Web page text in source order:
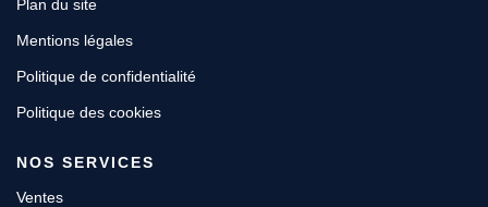
Plan du site
Mentions légales
Politique de confidentialité
Politique des cookies
NOS SERVICES
Ventes